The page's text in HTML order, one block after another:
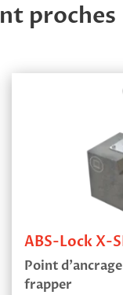
proches
ABS-Anchor
Sangle